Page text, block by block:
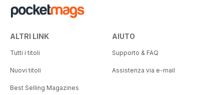
ALTRI LINK
Tutti i titoli
Nuovi titoli
Best Selling Magazines
AIUTO
Supporto & FAQ
Assistenza via e-mail